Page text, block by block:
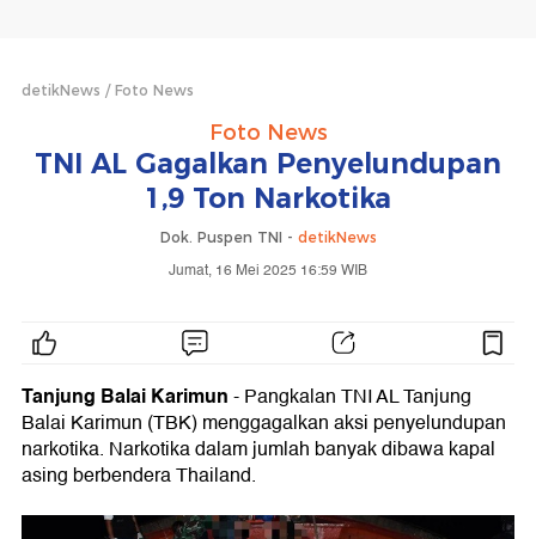
detikNews Foto News
Foto News
TNI AL Gagalkan Penyelundupan
1,9 Ton Narkotika
Dok. Puspen TNI - detikNews
Jumat, 16 Mei 2025 16:59 WIB
Tanjung Balai Karimun- Pangkalan TNI AL Tanjung
Balai Karimun (TBK) menggagalkan aksi penyelundupan
narkotika. Narkotika dalam jumlah banyak dibawa kapal
asing berbendera Thailand.